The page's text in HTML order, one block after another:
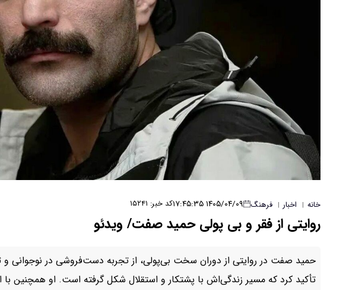
خانه | اخبار | فرهنگ ۱۴۰۵/۰۴/۰۹ ۱۷:۴۵:۳۵ کد خبر: ۱۵۲۴۱
روایتی از فقر و بی پولی حمید صفت/ ویدئو
حمید صفت در روایتی از دوران سخت بی‌پولی، از تجربه دست‌فروشی در نوجوانی
تأکید کرد که مسیر زندگی‌اش با پشتکار و استقلال شکل گرفته است. او همچنین